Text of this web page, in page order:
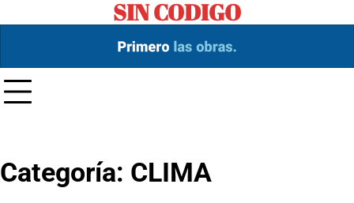
to
SIN CODIGO
Categoría: CLIMA